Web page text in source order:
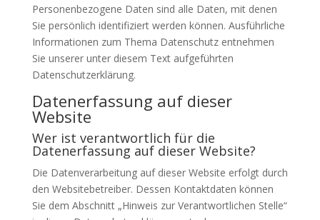
Personenbezogene Daten sind alle Daten, mit denen
Sie persönlich identifiziert werden können. Ausführliche
Informationen zum Thema Datenschutz entnehmen
Sie unserer unter diesem Text aufgeführten
Datenschutzerklärung.
Datenerfassung auf dieser
Website
Wer ist verantwortlich für die
Datenerfassung auf dieser Website?
Die Datenverarbeitung auf dieser Website erfolgt durch
den Websitebetreiber. Dessen Kontaktdaten können
Sie dem Abschnitt „Hinweis zur Verantwortlichen Stelle“